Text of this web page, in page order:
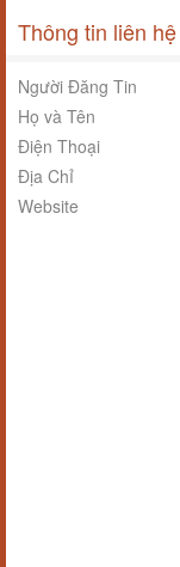
Thông tin liên hệ
Người Đăng Tin
Họ và Tên
Điện Thoại
Địa Chỉ
Website